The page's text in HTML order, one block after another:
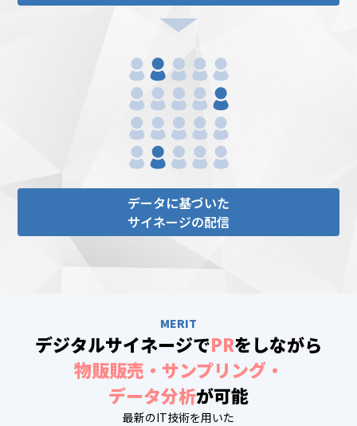
データに基づいた
サイネージの配信
MERIT
デジタルサイネージでPRをしながら
物販販売・サンプリング・
データ分析が可能
最新のIT技術を用いた